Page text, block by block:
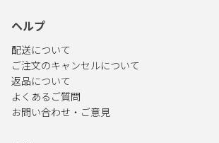
ヘルプ
配送について
ご注文のキャンセルについて
返品について
よくあるご質問
お問い合わせ・ご意見